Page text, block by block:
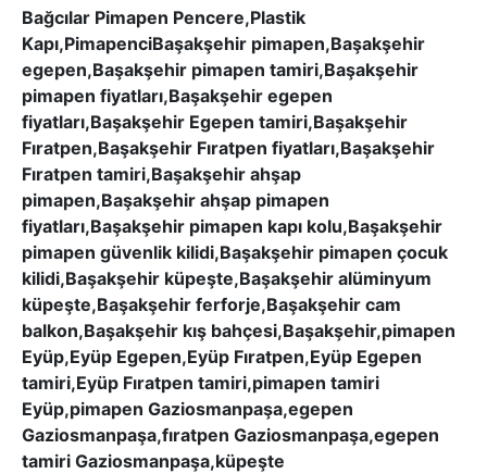
Bağcılar Pimapen Pencere,Plastik
Kapı,PimapenciBaşakşehir pimapen,Başakşehir
egepen,Başakşehir pimapen tamiri,Başakşehir
pimapen fiyatları,Başakşehir egepen
fiyatları,Başakşehir Egepen tamiri,Başakşehir
Fıratpen,Başakşehir Fıratpen fiyatları,Başakşehir
Fıratpen tamiri,Başakşehir ahşap
pimapen,Başakşehir ahşap pimapen
fiyatları,Başakşehir pimapen kapı kolu,Başakşehir
pimapen güvenlik kilidi,Başakşehir pimapen çocuk
kilidi,Başakşehir küpeşte,Başakşehir alüminyum
küpeşte,Başakşehir ferforje,Başakşehir cam
balkon,Başakşehir kış bahçesi,Başakşehir,pimapen
Eyüp,Eyüp Egepen,Eyüp Fıratpen,Eyüp Egepen
tamiri,Eyüp Fıratpen tamiri,pimapen tamiri
Eyüp,pimapen Gaziosmanpaşa,egepen
Gaziosmanpaşa,fıratpen Gaziosmanpaşa,egepen
tamiri Gaziosmanpaşa,küpeşte